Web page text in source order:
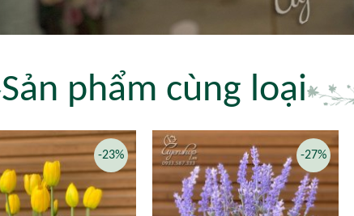
Sản phẩm cùng loại
-23% -27%